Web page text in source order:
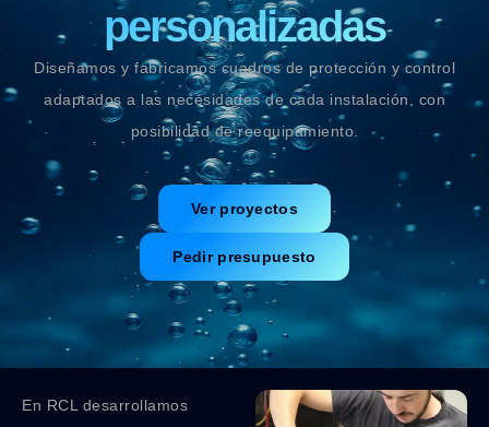
personalizadas
Diseñamos y fabricamos cuadros de protección y control
adaptados a las necesidades de cada instalación, con
posibilidad de reequipamiento.
Ver proyectos
Pedir presupuesto
En RCL desarrollamos